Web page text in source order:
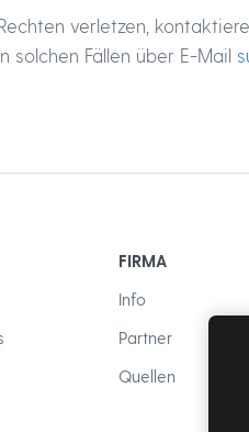
verletzen,
solchen Fällen über E-Mail
FIRMA
Info
Partner
Quellen